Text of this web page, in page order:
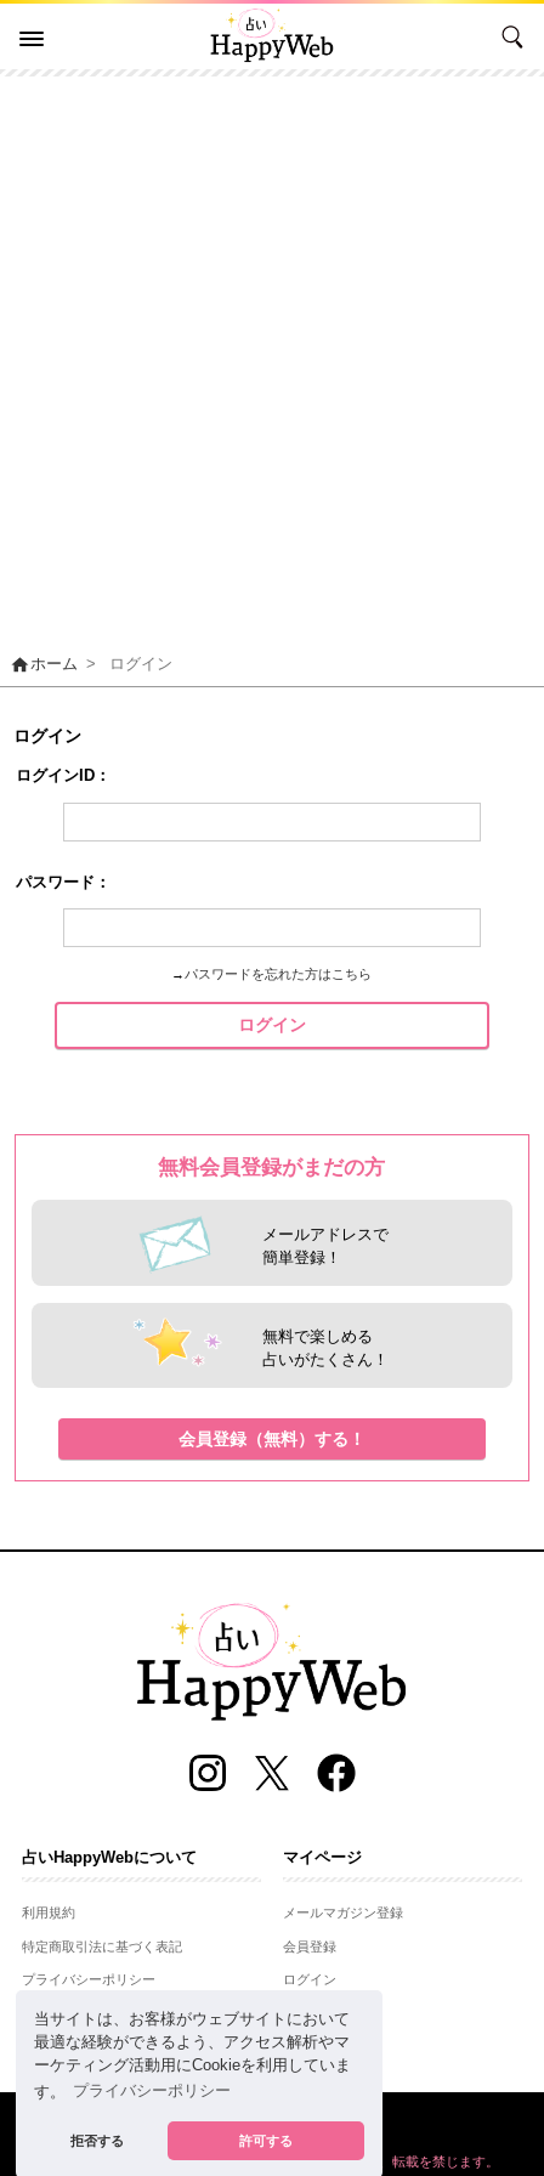
当サイトは、お客様がウェブサイトにおいて
最適な経験ができるよう、アクセス解析やマ
ーケティング活動用にCookieを利用していま
す。
プライバシーポリシー
拒否する 許可する
homeホーム > ログイン
ログイン
ログインID：
パスワード：
→ パスワードを忘れた方はこちら
ログイン
無料会員登録がまだの方
メールアドレスで
簡単登録！
無料で楽しめる
占いがたくさん！
会員登録（無料）する！
占いHappyWebについて
利用規約
特定商取引法に基づく表記
プライバシーポリシー
運営会社
お問合せ
マイページ
メールマガジン登録
会員登録
ログイン
powered by
掲載の情報や画像など、すべてのコンテンツの無断複写、転載を禁じます。